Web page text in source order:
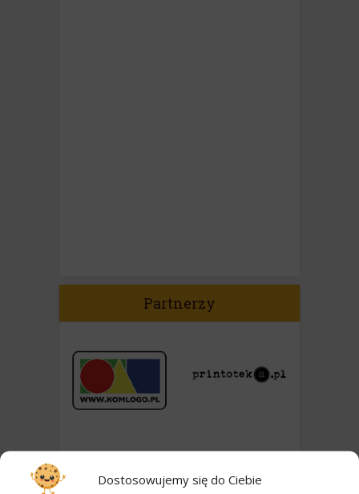
Dostosowujemy się do Ciebie
Partnerzy